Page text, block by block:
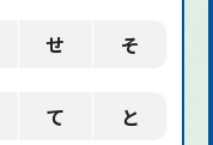
せ そ
て と